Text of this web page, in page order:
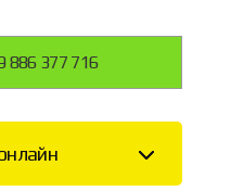
886 377 716